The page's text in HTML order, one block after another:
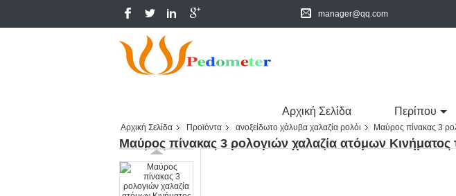
manager@qq.com
Αρχική Σελίδα Περίπου
Αρχική Σελίδα Προϊόντα ανοξείδωτο χάλυβα χαλαζία ρολόι Μαύρος πίνακας 3
Μαύρος πίνακας 3 ρολογιών χαλαζία ατόμων Κινήματος